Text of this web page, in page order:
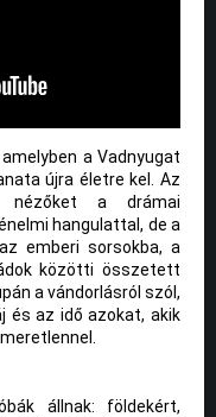
a Vadnyugat
újra életre kel. Az
a drámai
hangulattal, de a
emberi sorsokba, a
közötti összetett
a vándorlásról szól,
és az idő azokat, akik
állnak: földekért,